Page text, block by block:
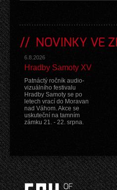
NOVINKY VE
6.8.2026
Hradby Samoty XV
Patnáctý ročník audio-
vizuálního festivalu
Hradby Samoty se po
letech vrací do Moravan
nad Váhom. Akce se
uskuteční na tamním
zámku 21. - 22. srpna.